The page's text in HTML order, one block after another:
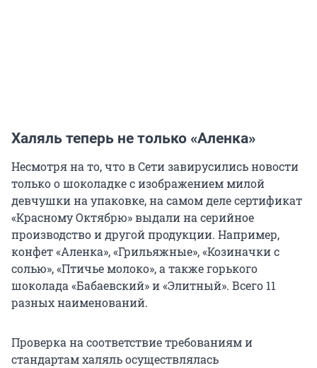
Халяль теперь не только «Аленка»
Несмотря на то, что в Сети завирусились новости
только о шоколадке с изображением милой
девчушки на упаковке, на самом деле сертификат
«Красному Октябрю» выдали на серийное
производство и другой продукции. Например,
конфет «Аленка», «Грильяжные», «Козиначки с
солью», «Птичье молоко», а также горького
шоколада «Бабаевский» и «Элитный». Всего 11
разных наименований.
Проверка на соответствие требованиям и
стандартам халяль осуществлялась